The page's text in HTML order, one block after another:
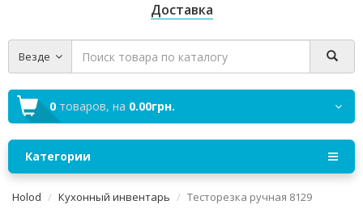
Доставка
Везде
0 товаров, на 0.00грн.
Категории
Holod Кухонный инвентарь Тесторезка ручная 8129